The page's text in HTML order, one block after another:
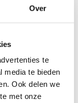
Over
te
media te bieden
Ook delen we
met onze